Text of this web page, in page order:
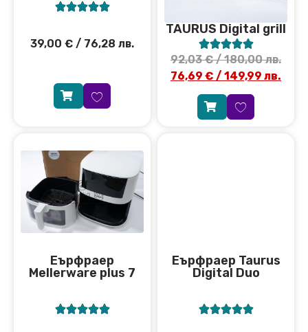

39,00 € / 76,28 лв.
TAURUS Digital grill

92,03€/ 180,00 лв.
76,69 € / 149,99 лв.
Еърфраер
Мellerware plus 7

Еърфраер Taurus
Digital Duo
